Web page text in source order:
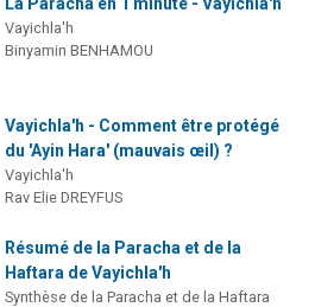
La Paracha en 1 minute - Vayichla'h
Vayichla'h
Binyamin BENHAMOU
Vayichla'h - Comment être protégé
du 'Ayin Hara' (mauvais œil) ?
Vayichla'h
Rav Elie DREYFUS
Résumé de la Paracha et de la
Haftara de Vayichla'h
Synthèse de la Paracha et de la Haftara